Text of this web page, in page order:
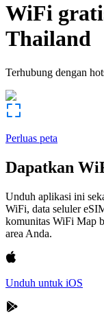
WiFi
Thailand
Terhubung dengan
Perluas peta
Dapatkan
Unduh aplikasi ini
WiFi, data seluler
komunitas WiFi Map
area Anda.
Unduh untuk iOS